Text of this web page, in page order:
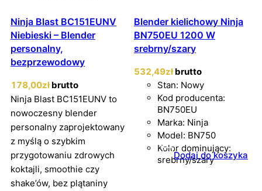
Ninja Blast BC151EUNV
Niebieski – Blender
personalny,
bezprzewodowy
178,00zł brutto
Ninja Blast BC151EUNV to
nowoczesny blender
personalny zaprojektowany
z myślą o szybkim
przygotowaniu zdrowych
koktajli, smoothie czy
shake’ów, bez plątaniny
Blender kielichowy Ninja
BN750EU 1200 W
srebrny/szary
532,49zł brutto
Stan: Nowy
Kod producenta:
BN750EU
Marka: Ninja
Model: BN750
Kolor dominujący:
srebrny/szary
Dodaj do koszyka